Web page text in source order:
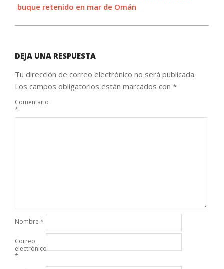
buque retenido en mar de Omán
DEJA UNA RESPUESTA
Tu dirección de correo electrónico no será publicada.
Los campos obligatorios están marcados con *
Comentario
*
Nombre *
Correo
electrónico
*